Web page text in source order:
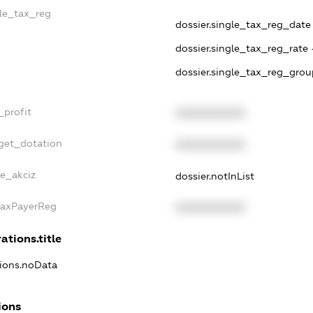
dossier.single_tax_reg_date
dossier.single_tax_reg_rate
dossier.notInList